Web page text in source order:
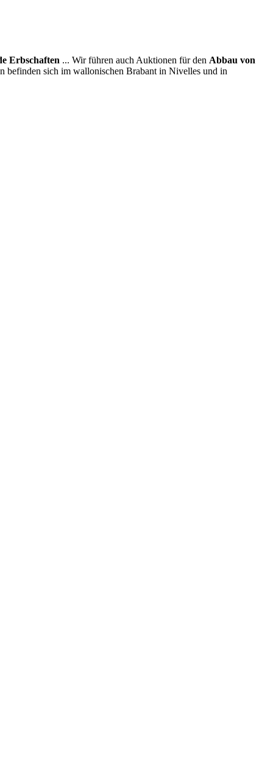
Erbschaften ... Wir führen auch Auktionen für den Abbau von
befinden sich im wallonischen Brabant in Nivelles und in